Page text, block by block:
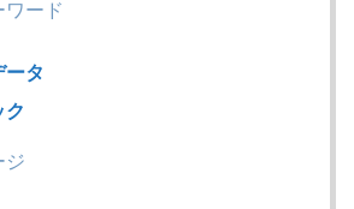
ード
タ
ジ